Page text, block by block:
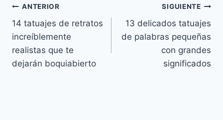
Navegación
de
entradas
ANTERIOR
14 tatuajes de retratos
increíblemente
realistas que te
dejarán boquiabierto
SIGUIENTE
13 delicados tatuajes
de palabras pequeñas
con grandes
significados